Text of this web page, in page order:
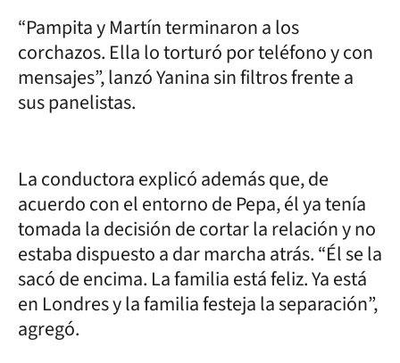
“Pampita y Martín terminaron a los
corchazos. Ella lo torturó por teléfono y con
mensajes”, lanzó Yanina sin filtros frente a
sus panelistas.
La conductora explicó además que, de
acuerdo con el entorno de Pepa, él ya tenía
tomada la decisión de cortar la relación y no
estaba dispuesto a dar marcha atrás. “Él se la
sacó de encima. La familia está feliz. Ya está
en Londres y la familia festeja la separación”,
agregó.